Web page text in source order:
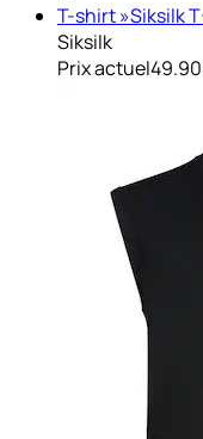
T-shirt »Siksilk
Siksilk
Prix actuel49.90